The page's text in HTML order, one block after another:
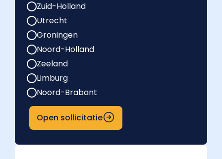
Zuid-Holland
Utrecht
Groningen
Noord-Holland
Zeeland
Limburg
Noord-Brabant
Open sollicitatie